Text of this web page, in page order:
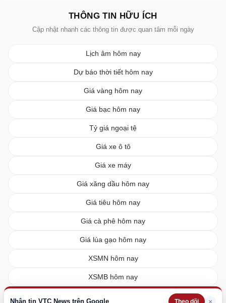
Nhận tin VTC News trên Google Theo dõi
THÔNG TIN HỮU ÍCH
Cập nhật nhanh các thông tin được quan tâm mỗi ngày
Lịch âm hôm nay
Dự báo thời tiết hôm nay
Giá vàng hôm nay
Giá bạc hôm nay
Tỷ giá ngoại tệ
Giá xe ô tô
Giá xe máy
Giá xăng dầu hôm nay
Giá tiêu hôm nay
Giá cà phê hôm nay
Giá lúa gạo hôm nay
XSMN hôm nay
XSMB hôm nay